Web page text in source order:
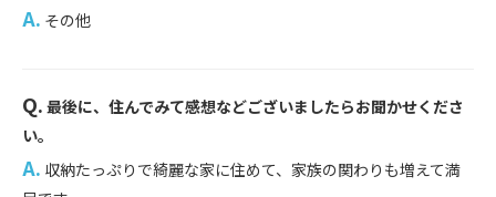
A. その他
...
Q. 最後に、住んでみて感想などございましたらお聞かせくださ
い。
A. 収納たっぷりで綺麗な家に住めて、家族の関わりも増えて満